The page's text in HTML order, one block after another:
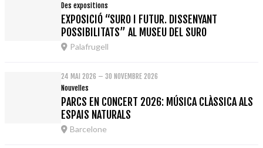
Des expositions
EXPOSICIÓ “SURO I FUTUR. DISSENYANT
POSSIBILITATS” AL MUSEU DEL SURO
Palafrugell
24 MAI 2026 – 30 NOVEMBRE 2026
Nouvelles
PARCS EN CONCERT 2026: MÚSICA CLÀSSICA ALS
ESPAIS NATURALS
Barcelone